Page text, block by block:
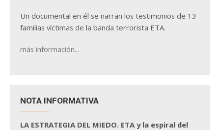
Un documental en él se narran los testimonios de 13
familias víctimas de la banda terrorista ETA.
más información...
NOTA INFORMATIVA
LA ESTRATEGIA DEL MIEDO. ETA y la espiral del